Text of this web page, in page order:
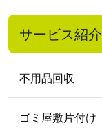
2022年5月
2022年1月
2021年
サービス紹介
不用品回収
ゴミ屋敷片付け